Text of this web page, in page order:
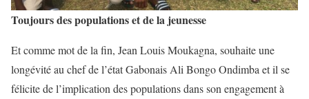
Toujours des populations et de la jeunesse
Et comme mot de la fin, Jean Louis Moukagna, souhaite une
longévité au chef de l’état Gabonais Ali Bongo Ondimba et il se
félicite de l’implication des populations dans son engagement à